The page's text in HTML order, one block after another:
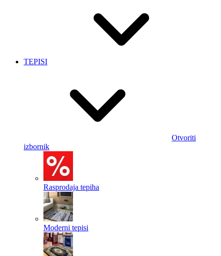
TEPISI
Otvoriti
izbornik
Rasprodaja tepiha
Moderni tepisi